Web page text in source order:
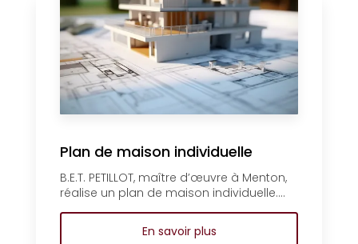
Plan de maison individuelle
B.E.T. PETILLOT, maître d’œuvre à Menton,
réalise un plan de maison individuelle....
En savoir plus